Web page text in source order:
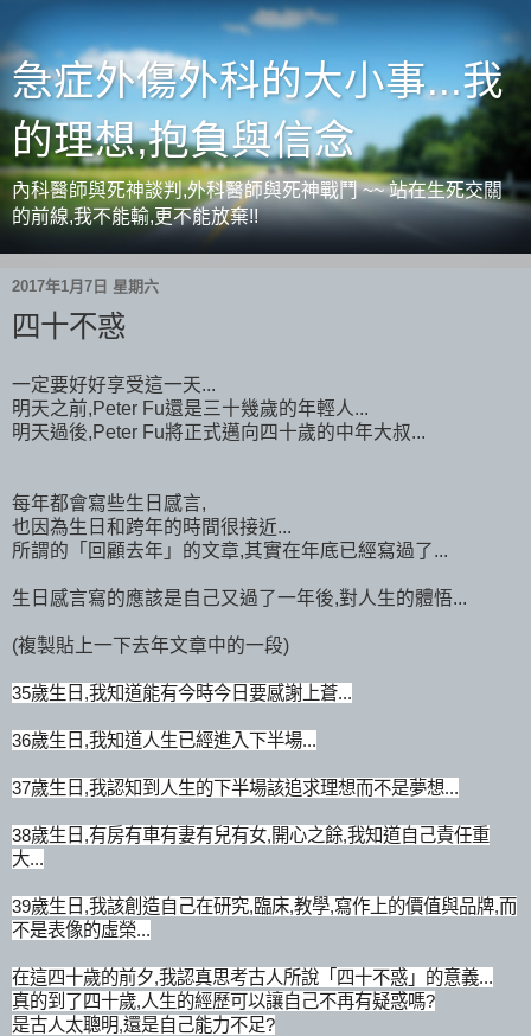
急症外傷外科的大小事...我
的理想,抱負與信念
內科醫師與死神談判,外科醫師與死神戰鬥 ~~ 站在生死交關
的前線,我不能輸,更不能放棄!!
2017年1月7日 星期六
四十不惑
一定要好好享受這一天...
明天之前,Peter Fu還是三十幾歲的年輕人...
明天過後,Peter Fu將正式邁向四十歲的中年大叔...
每年都會寫些生日感言,
也因為生日和跨年的時間很接近...
所謂的「回顧去年」的文章,其實在年底已經寫過了...
生日感言寫的應該是自己又過了一年後,對人生的體悟...
(複製貼上一下去年文章中的一段)
35歲生日,我知道能有今時今日要感謝上蒼...
36歲生日,我知道人生已經進入下半場...
37歲生日,我認知到人生的下半場該追求理想而不是夢想...
38歲生日,有房有車有妻有兒有女,開心之餘,我知道自己責任重
大...
39歲生日,我該創造自己在研究,臨床,教學,寫作上的價值與品牌,而
不是表像的虛榮...
在這四十歲的前夕,我認真思考古人所說「四十不惑」的意義...
真的到了四十歲,人生的經歷可以讓自己不再有疑惑嗎?
是古人太聰明,還是自己能力不足?